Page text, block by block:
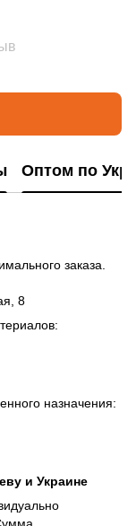
Оптом по
заказа.
8
назначения:
и Украине